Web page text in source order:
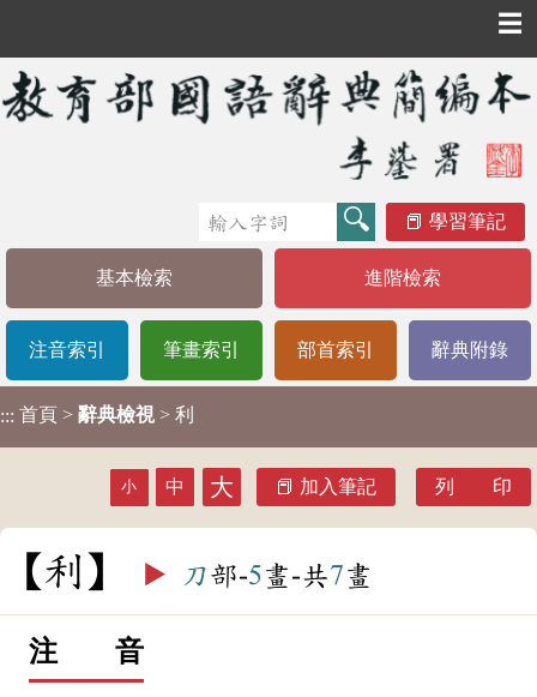
☰
學習筆記
基本檢索 進階檢索
注音索引 筆畫索引 部首索引 辭典附錄
::: 首頁 > 辭典檢視 > 利
小 中 大 加入筆記 列 印
利 ▶️ 刀部-5畫-共7畫
注 音